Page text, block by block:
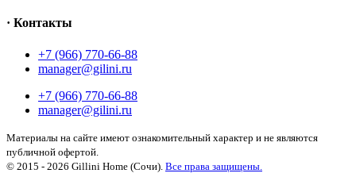
· Контакты
+7 (966) 770-66-88
manager@gilini.ru
+7 (966) 770-66-88
manager@gilini.ru
Материалы на сайте имеют ознакомительный характер и не являются
публичной офертой.
© 2015 - 2026 Gillini Home (Сочи). Все права защищены.